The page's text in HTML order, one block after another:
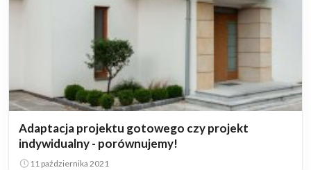
Adaptacja projektu gotowego czy projekt
indywidualny - porównujemy!
11 października 2021